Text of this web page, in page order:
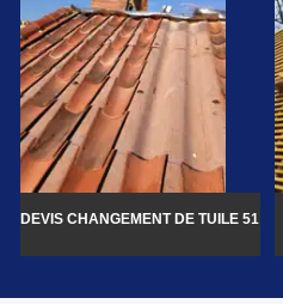
DEVIS CHANGEMENT DE TUILE 51